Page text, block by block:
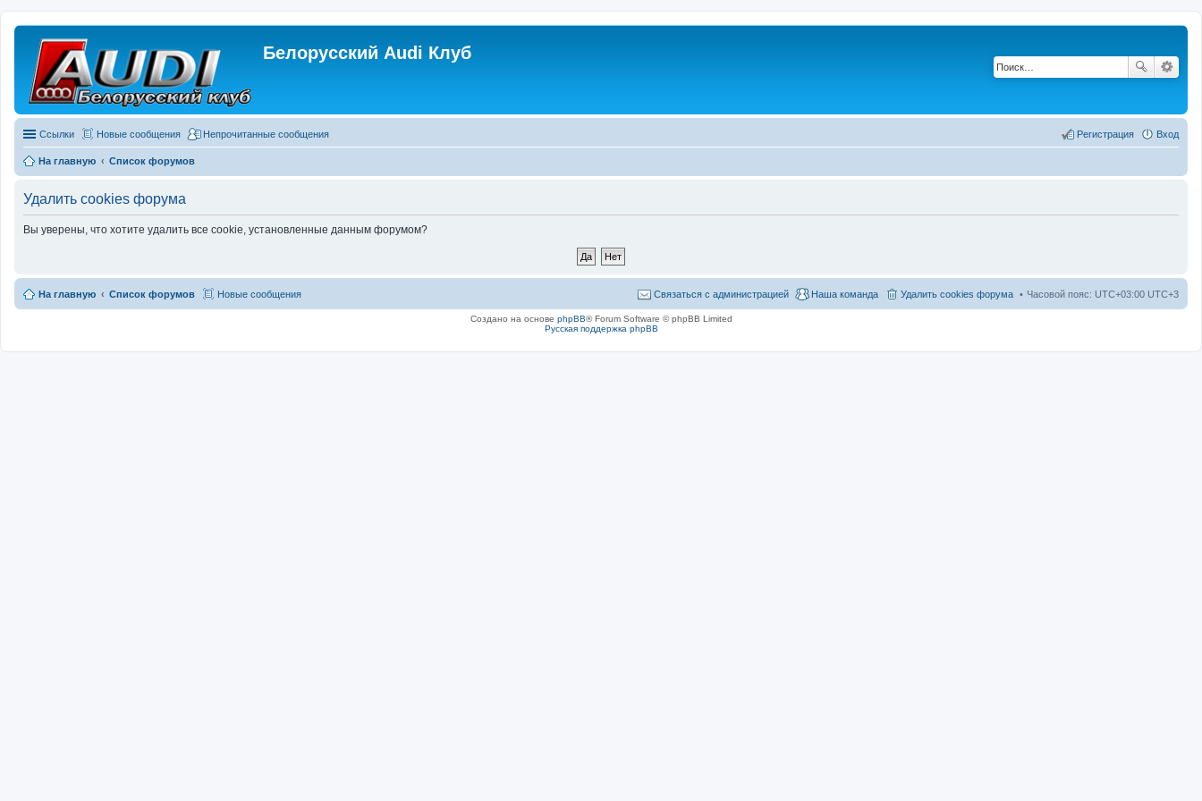
Белорусский Audi Клуб
Ссылки Новые сообщения Непрочитанные сообщения Вход
Регистрация
На главную Список форумов
Удалить cookies форума
Вы уверены, что хотите удалить все cookie, установленные данным форумом?
На главную Список форумов Новые сообщения Часовой пояс: UTC+03:00 UTC+3
Удалить cookies форума
Наша команда
Связаться с администрацией
Создано на основе phpBB® Forum Software © phpBB Limited
Русская поддержка phpBB